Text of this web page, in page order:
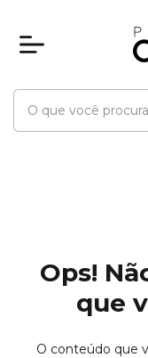
Ops!
que
O conteúdo que